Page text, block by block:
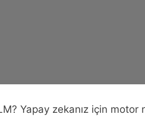
Yapay zekanız için motor